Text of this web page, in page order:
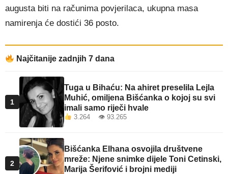
augusta biti na računima povjerilaca, ukupna masa
namirenja će dostići 36 posto.
Najčitanije zadnjih 7 dana
1
Tuga u Bihaću: Na ahiret preselila Lejla
Muhić, omiljena Bišćanka o kojoj su svi
imali samo riječi hvale
3.264 👁 93.265
2
Bišćanka Elhana osvojila društvene
mreže: Njene snimke dijele Toni Cetinski,
Marija Šerifović i brojni mediji